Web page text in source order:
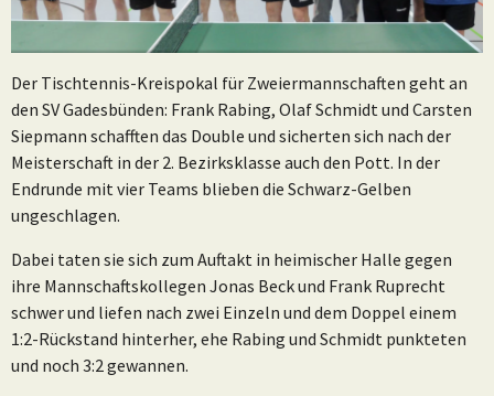
Der Tischtennis-Kreispokal für Zweiermannschaften geht an
den SV Gadesbünden: Frank Rabing, Olaf Schmidt und Carsten
Siepmann schafften das Double und sicherten sich nach der
Meisterschaft in der 2. Bezirksklasse auch den Pott. In der
Endrunde mit vier Teams blieben die Schwarz-Gelben
ungeschlagen.
Dabei taten sie sich zum Auftakt in heimischer Halle gegen
ihre Mannschaftskollegen Jonas Beck und Frank Ruprecht
schwer und liefen nach zwei Einzeln und dem Doppel einem
1:2-Rückstand hinterher, ehe Rabing und Schmidt punkteten
und noch 3:2 gewannen.